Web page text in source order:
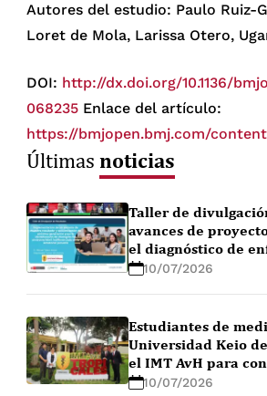
Autores del estudio: Paulo Ruiz-
Loret de Mola, Larissa Otero,
DOI: http://dx.doi.org/10.1136/
068235 Enlace del artículo:
https://bmjopen.bmj.com/
Últimasnoticias
Taller de
avances de
el diagnóstico de
febriles en la
10/07/2026
Estudiantes de
Universidad Keio
el IMT AvH para
de investigación
10/07/2026